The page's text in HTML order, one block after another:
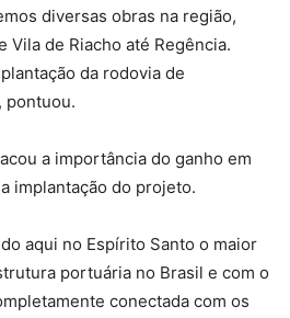
diversas obras na região,
Vila de Riacho até Regência.
da rodovia de
pontuou.
a importância do ganho em
implantação do projeto.
aqui no Espírito Santo o maior
portuária no Brasil e com o
conectada com os